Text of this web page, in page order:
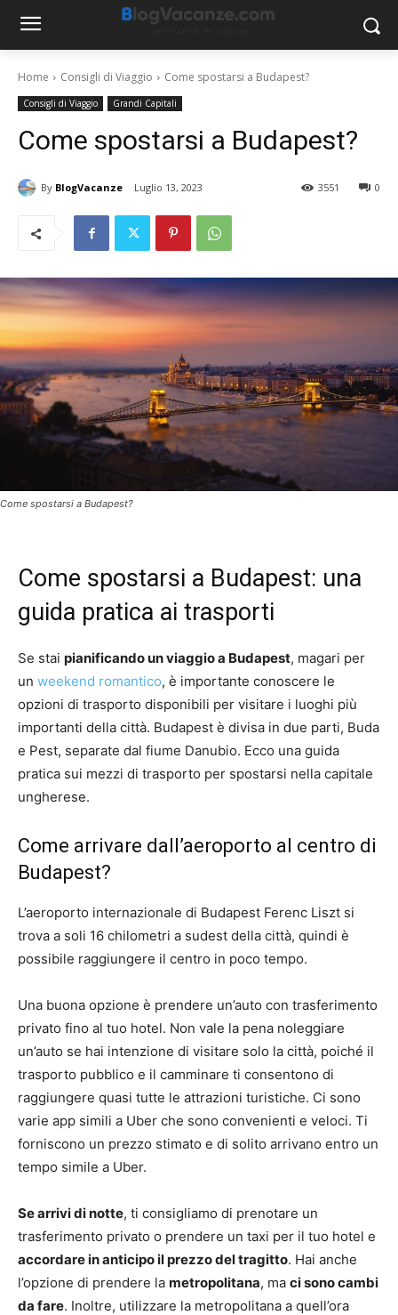
Home Consigli di Viaggio Come spostarsi a Budapest?
Consigli di Viaggio Grandi Capitali
Come spostarsi a Budapest?
By BlogVacanze Luglio 13, 2023 0
3551
Come spostarsi a Budapest?
Come spostarsi a Budapest: una
guida pratica ai trasporti
Se stai pianificando un viaggio a Budapest, magari per
un weekend romantico, è importante conoscere le
opzioni di trasporto disponibili per visitare i luoghi più
importanti della città. Budapest è divisa in due parti, Buda
e Pest, separate dal fiume Danubio. Ecco una guida
pratica sui mezzi di trasporto per spostarsi nella capitale
ungherese.
Come arrivare dall’aeroporto al centro di
Budapest?
L’aeroporto internazionale di Budapest Ferenc Liszt si
trova a soli 16 chilometri a sudest della città, quindi è
possibile raggiungere il centro in poco tempo.
Una buona opzione è prendere un’auto con trasferimento
privato fino al tuo hotel. Non vale la pena noleggiare
un’auto se hai intenzione di visitare solo la città, poiché il
trasporto pubblico e il camminare ti consentono di
raggiungere quasi tutte le attrazioni turistiche. Ci sono
varie app simili a Uber che sono convenienti e veloci. Ti
forniscono un prezzo stimato e di solito arrivano entro un
tempo simile a Uber.
Se arrivi di notte, ti consigliamo di prenotare un
trasferimento privato o prendere un taxi per il tuo hotel e
accordare in anticipo il prezzo del tragitto. Hai anche
l’opzione di prendere la metropolitana, ma ci sono cambi
da fare. Inoltre, utilizzare la metropolitana a quell’ora